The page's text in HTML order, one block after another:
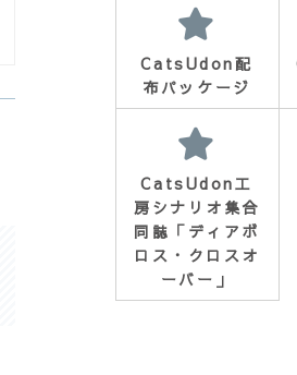
CatsUdon配
布パッケージ
CatsUdon工
房シナリオ集合
同誌「ディアボ
ロス・クロスオ
ーバー」